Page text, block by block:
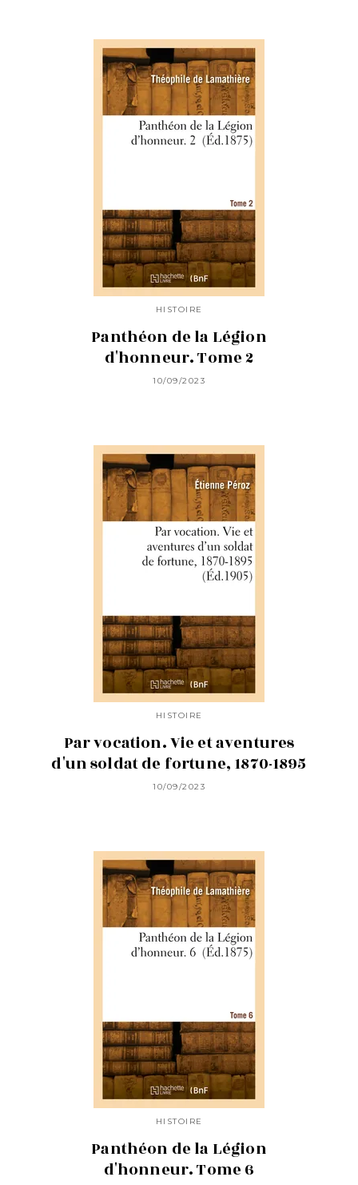
HISTOIRE
Panthéon de la Légion
d'honneur. Tome 2
10/09/2023
HISTOIRE
Par vocation. Vie et aventures
d'un soldat de fortune, 1870-1895
10/09/2023
HISTOIRE
Panthéon de la Légion
d'honneur. Tome 6